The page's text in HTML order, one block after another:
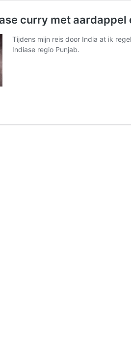
curry met aardappel
Tijdens mijn reis door India at ik
Indiase regio Punjab.